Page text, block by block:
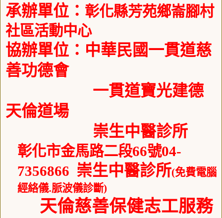
承辦單位： 彰化縣芳苑鄉崙腳村
社區活動中心
協辦單位：中華民國一貫道慈
善功德會
一貫道寶光建德
天倫道場
崇生中醫診所
彰化市金馬路二段66號04-
7356866 崇生中醫診所(免費電腦
經絡儀.脈波儀診斷)
天倫慈善保健志工服務